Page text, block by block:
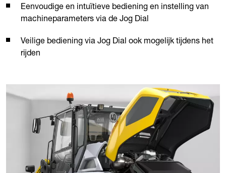
Eenvoudige en intuïtieve bediening en instelling van
machineparameters via de Jog Dial
Veilige bediening via Jog Dial ook mogelijk tijdens het
rijden